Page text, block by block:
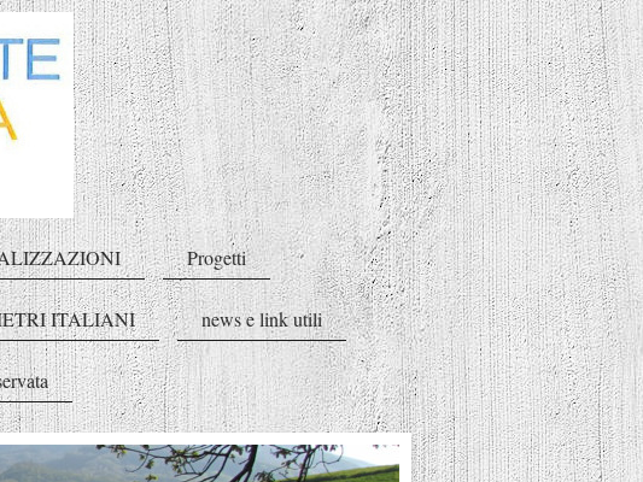
Progetti
ITALIANI news e link utili